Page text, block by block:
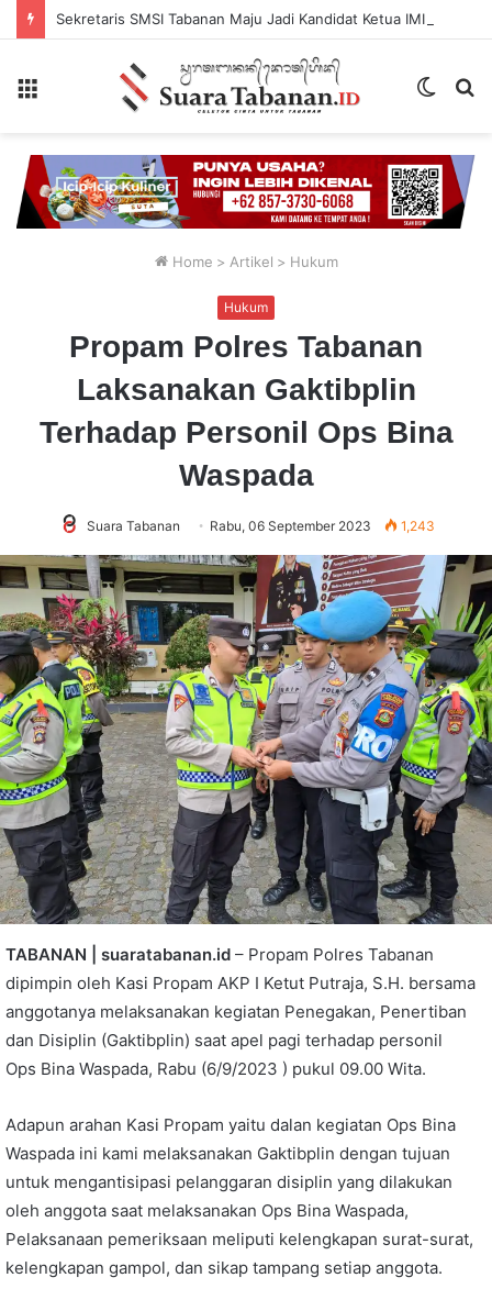
Switch
Home > Artikel > Hukum
Hukum
Propam Polres Tabanan
Laksanakan Gaktibplin
Terhadap Personil Ops Bina
Waspada
Suara Tabanan Rabu, 06 September 2023 1,243
TABANAN | suaratabanan.id – Propam Polres Tabanan
dipimpin oleh Kasi Propam AKP I Ketut Putraja, S.H. bersama
anggotanya melaksanakan kegiatan Penegakan, Penertiban
dan Disiplin (Gaktibplin) saat apel pagi terhadap personil
Ops Bina Waspada, Rabu (6/9/2023 ) pukul 09.00 Wita.
Adapun arahan Kasi Propam yaitu dalan kegiatan Ops Bina
Waspada ini kami melaksanakan Gaktibplin dengan tujuan
untuk mengantisipasi pelanggaran disiplin yang dilakukan
oleh anggota saat melaksanakan Ops Bina Waspada,
Pelaksanaan pemeriksaan meliputi kelengkapan surat-surat,
kelengkapan gampol, dan sikap tampang setiap anggota.